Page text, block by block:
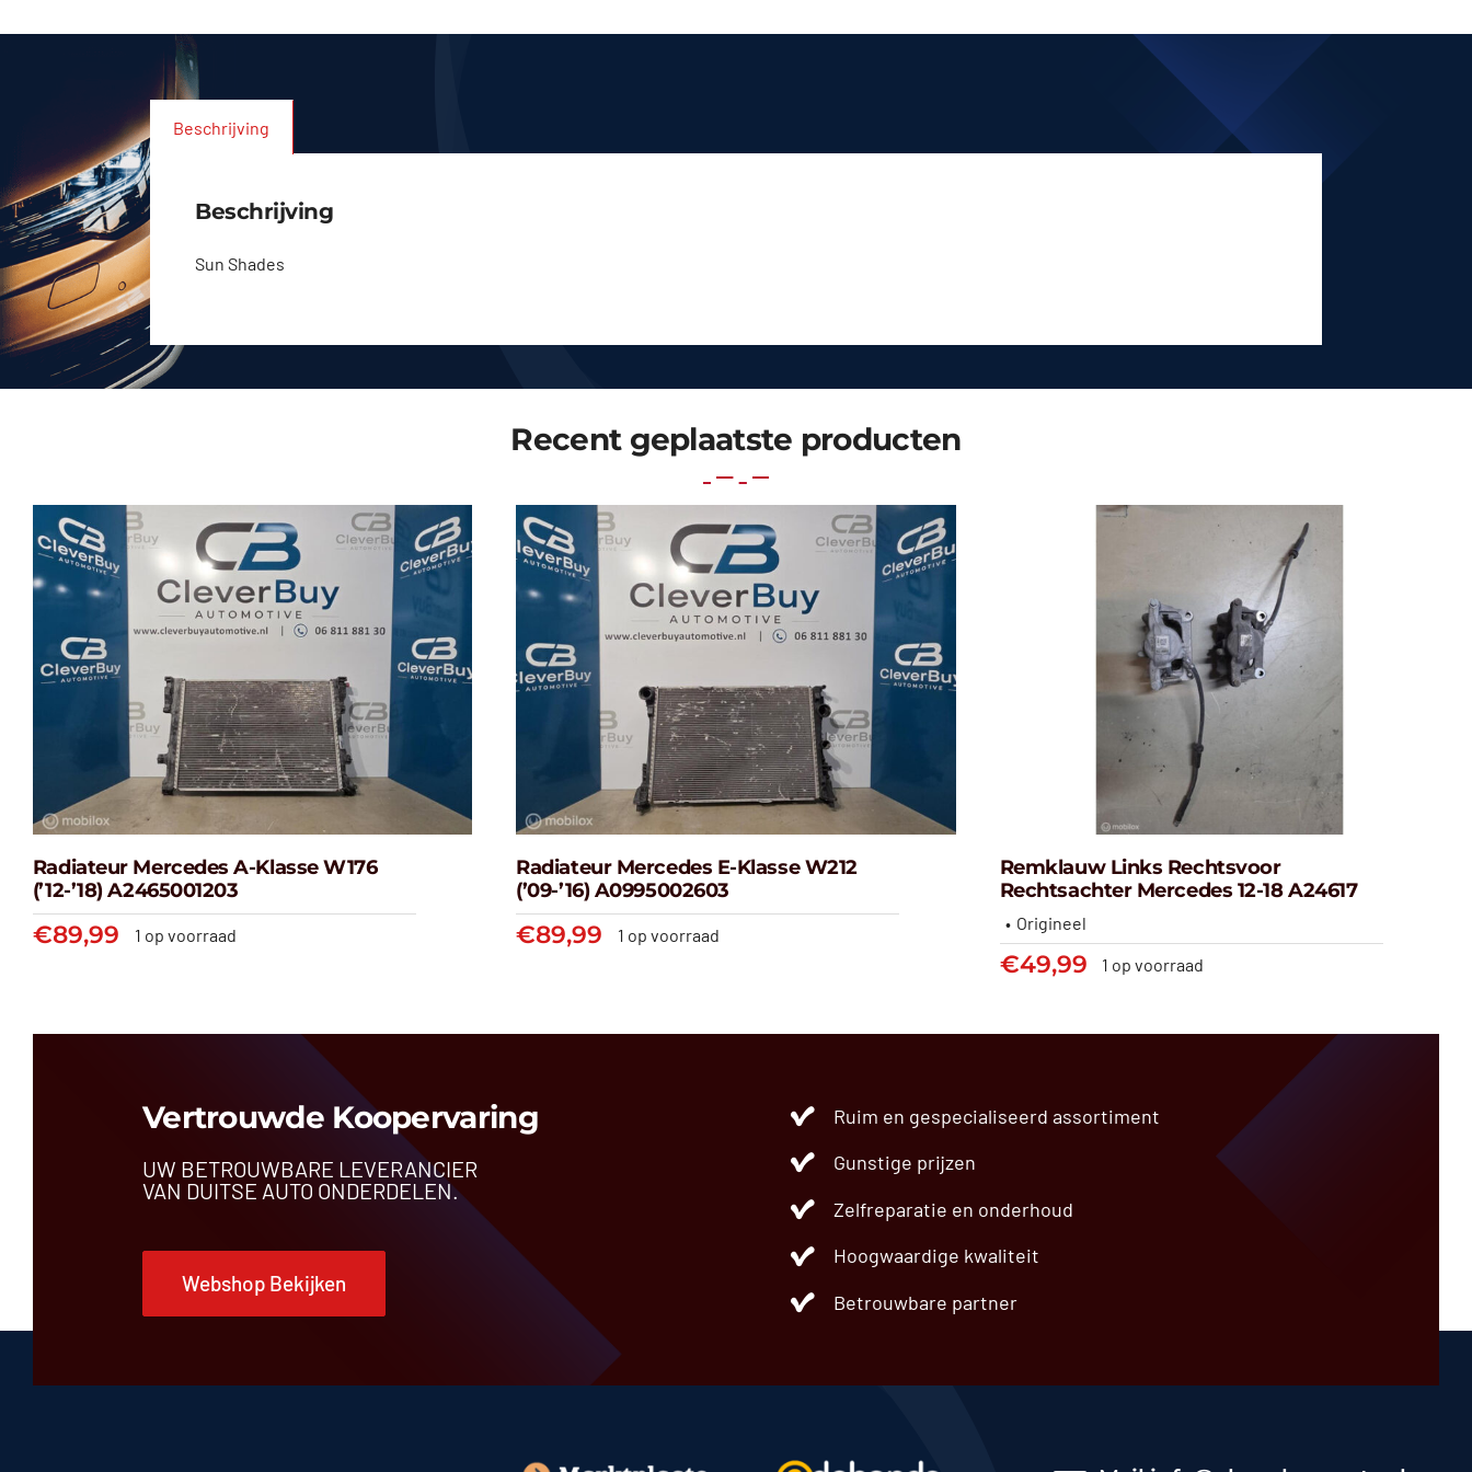
Beschrijving
Beschrijving
Sun Shades
Recent geplaatste producten
€89,99
Radiateur Mercedes A-Klasse W176
(’12-’18) A2465001203
€89,99 1 op voorraad
€89,99
Radiateur Mercedes E-Klasse W212
(’09-’16) A0995002603
€89,99 1 op voorraad
Remklauw links rechtsvoor
rechtsachter Mercedes 12-18
€49,99
Remklauw Links Rechtsvoor
Rechtsachter Mercedes 12-18 A24617
Origineel
€49,99 1 op voorraad
Vertrouwde Koopervaring
UW BETROUWBARE LEVERANCIER
VAN DUITSE AUTO ONDERDELEN.
Webshop Bekijken
Ruim en gespecialiseerd assortiment
Gunstige prijzen
Zelfreparatie en onderhoud
Hoogwaardige kwaliteit
Betrouwbare partner